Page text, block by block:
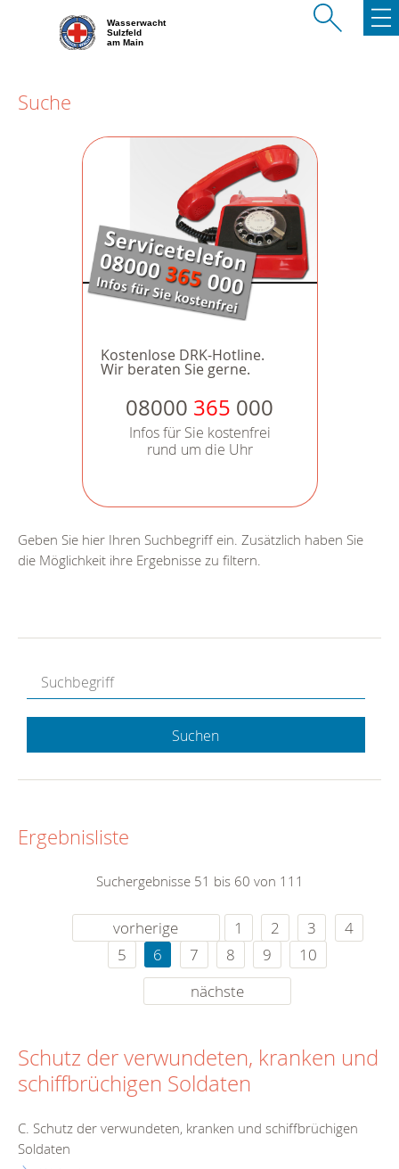
Wasserwacht
Sulzfeld
am Main
Suche
Kostenlose DRK-Hotline.
Wir beraten Sie gerne.
08000 365 000
Infos für Sie kostenfrei
rund um die Uhr
Geben Sie hier Ihren Suchbegriff ein. Zusätzlich haben Sie
die Möglichkeit ihre Ergebnisse zu filtern.
Suchen
Ergebnisliste
Suchergebnisse 51 bis 60 von 111
vorherige 1 2 3
4
5
6 7 8 9
10
nächste
Schutz der verwundeten, kranken und
schiffbrüchigen Soldaten
C. Schutz der verwundeten, kranken und schiffbrüchigen
Soldaten